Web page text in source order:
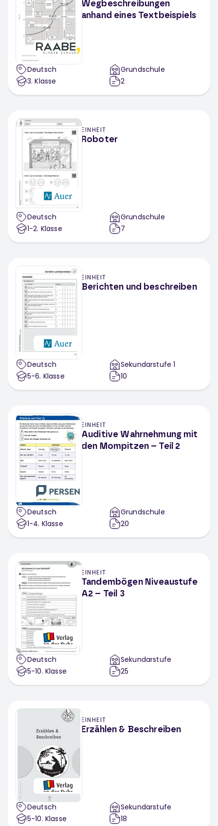
Wegbeschreibungen
anhand eines Textbeispiels
Deutsch
3. Klasse
Grundschule
2
EINHEIT
Roboter
Deutsch
1-2. Klasse
Grundschule
7
EINHEIT
Berichten und beschreiben
Deutsch
5-6. Klasse
Sekundarstufe 1
10
EINHEIT
Auditive Wahrnehmung mit
den Mompitzen – Teil 2
Deutsch
1-4. Klasse
Grundschule
20
EINHEIT
Tandembögen Niveaustufe
A2 – Teil 3
Deutsch
5-10. Klasse
Sekundarstufe
25
EINHEIT
Erzählen & Beschreiben
Deutsch
5-10. Klasse
Sekundarstufe
18